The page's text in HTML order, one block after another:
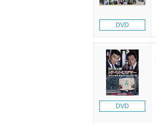
DVD
DVD